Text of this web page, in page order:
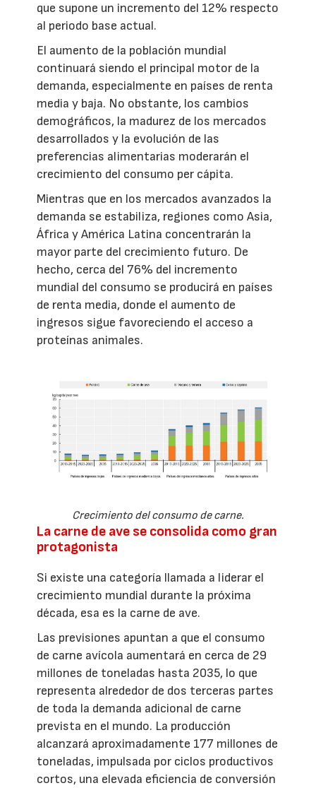
que supone un incremento del 12% respecto
al periodo base actual.
El aumento de la población mundial
continuará siendo el principal motor de la
demanda, especialmente en países de renta
media y baja. No obstante, los cambios
demográficos, la madurez de los mercados
desarrollados y la evolución de las
preferencias alimentarias moderarán el
crecimiento del consumo per cápita.
Mientras que en los mercados avanzados la
demanda se estabiliza, regiones como Asia,
África y América Latina concentrarán la
mayor parte del crecimiento futuro. De
hecho, cerca del 76% del incremento
mundial del consumo se producirá en países
de renta media, donde el aumento de
ingresos sigue favoreciendo el acceso a
proteínas animales.
Crecimiento del consumo de carne.
La carne de ave se consolida como gran
protagonista
Si existe una categoría llamada a liderar el
crecimiento mundial durante la próxima
década, esa es la carne de ave.
Las previsiones apuntan a que el consumo
de carne avícola aumentará en cerca de 29
millones de toneladas hasta 2035, lo que
representa alrededor de dos terceras partes
de toda la demanda adicional de carne
prevista en el mundo. La producción
alcanzará aproximadamente 177 millones de
toneladas, impulsada por ciclos productivos
cortos, una elevada eficiencia de conversión